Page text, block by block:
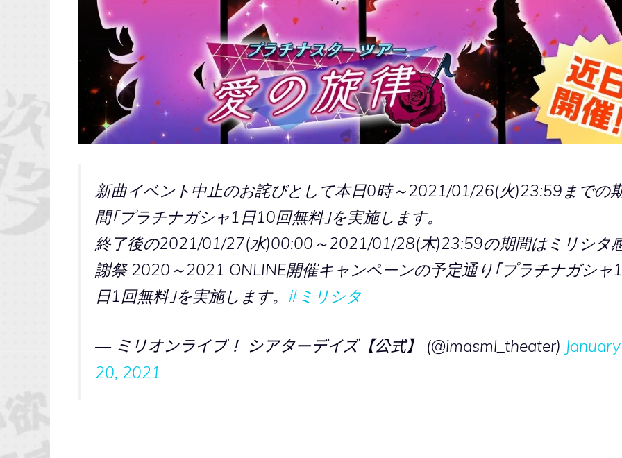
新曲イベント中止のお詫びとして本日0時～2021/01/26(火)23:59までの
間｢プラチナガシャ1日10回無料｣を実施します。
終了後の2021/01/27(水)00:00～2021/01/28(木)23:59の期間はミリシタ
謝祭 2020～2021 ONLINE開催キャンペーンの予定通り｢プラチナガシャ1
日1回無料｣を実施します。 #ミリシタ
— ミリオンライブ！ シアターデイズ【公式】 (@imasml_theater) January
20, 2021